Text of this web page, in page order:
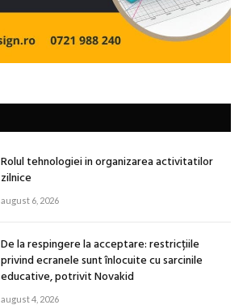
Rolul tehnologiei in organizarea activitatilor
zilnice
august 6, 2026
De la respingere la acceptare: restricțiile
privind ecranele sunt înlocuite cu sarcinile
educative, potrivit Novakid
august 4, 2026